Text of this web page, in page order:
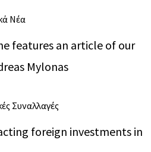
Νέα
features an article of our
Mylonas
Συναλλαγές
foreign investments in